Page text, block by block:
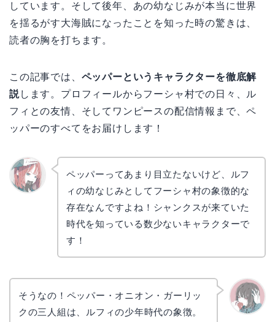
しています。そして後年、あの幼なじみが本当に世界
を揺るがす大海賊になったことを知った時の驚きは、
読者の胸を打ちます。
この記事では、 ペッパーというキャラクターを徹底解
説します。プロフィールからフーシャ村での日々、ル
フィとの友情、そしてワンピースの配信情報まで、ペ
ッパーのすべてをお届けします！
ペッパーってあまり目立たないけど、ルフ
ィの幼なじみとしてフーシャ村の象徴的な
存在なんですよね！シャンクスが来ていた
時代を知っている数少ないキャラクターで
す！
そうなの！ペッパー・オニオン・ガーリッ
クの三人組は、ルフィの少年時代の象徴。